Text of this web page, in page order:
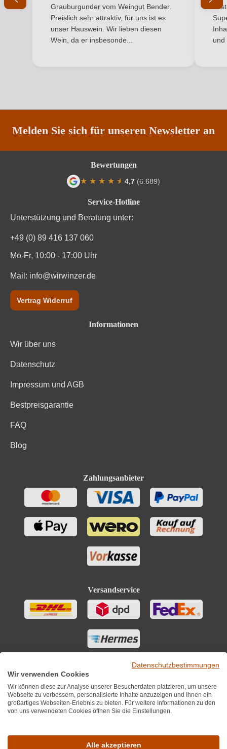
Land Spanien
Antipasti, Dessert, Meeresfrüchte
Traubenfarbe
Weinart Perl- & Schaumwein
Ich habe mein Passwort vergessen
Grauburgunder vom Weingut Bender.
Preislich sehr attraktiv, für uns ist es
unser Hauswein. Wir lieben diesen
Wein, da er insbesonde...
und
Melden Sie sich für unseren Newsletter an
Service-Hotline
Unterstützung und Beratung unter:
+49 (0) 89 416 137 060
Mo-Fr, 10:00 - 17:00 Uhr
Mail: info@wirwinzer.de
Vertrag Widerruf
Informationen
Wir über uns
Datenschutz
Impressum und AGB
Bestpreisgarantie
FAQ
Blog
Zahlungsanbieter
Versandservice
Bewertungen
★ ★ ★ ★ ★
★ 4,7 (6.689)
Datenschutzbestimmungen
Wir verwenden Cookies
Wir können diese zur Analyse unserer Besucherdaten platzieren, um unsere
Webseite zu verbessern, personalisierte Inhalte anzuzeigen und Ihnen ein
großartiges Webseiten-Erlebnis zu bieten. Für weitere Informationen zu den
von uns verwendeten Cookies öffnen Sie die Einstellungen.
Alle akzeptieren